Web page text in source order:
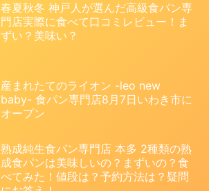
春夏秋冬 神戸人が選んだ高級食パン専
門店実際に食べて口コミレビュー！ま
ずい？美味い？
産まれたてのライオン -leo new
baby- 食パン専門店8月7日いわき市に
オープン
熟成純生食パン専門店 本多 2種類の熟
成食パンは美味しいの？まずいの？食
べてみた！値段は？予約方法は？疑問